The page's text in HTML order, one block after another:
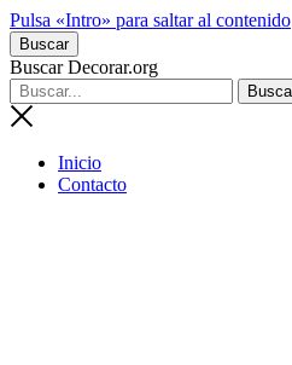
Pulsa «Intro» para saltar al contenido
Buscar
Buscar Decorar.org
Inicio
Contacto